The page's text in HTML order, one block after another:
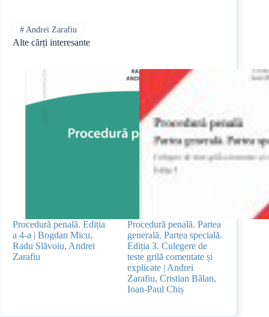
#Andrei Zarafiu
Alte cărți interesante
Procedură penală. Ediția
a 4-a | Bogdan Micu,
Radu Slăvoiu, Andrei
Zarafiu
Procedură penală. Partea
generală. Partea specială.
Ediția 3. Culegere de
teste grilă comentate și
explicate | Andrei
Zarafiu, Cristian Bălan,
Ioan-Paul Chiș